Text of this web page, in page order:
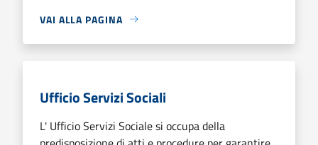
VAI ALLA PAGINA
Ufficio Servizi Sociali
L' Ufficio Servizi Sociale si occupa della